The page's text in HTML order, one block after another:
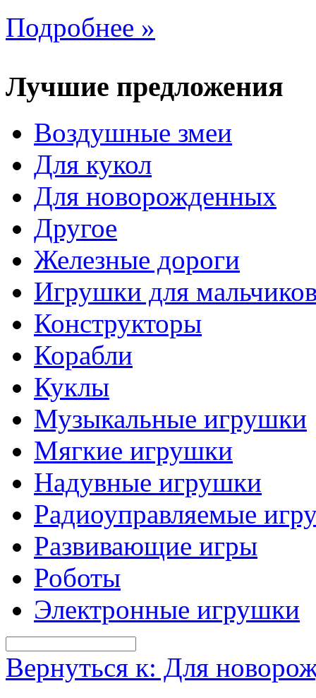
Подробнее »
Лучшие предложения
Воздушные змеи
Для кукол
Для новорожденных
Другое
Железные дороги
Игрушки для
Конструкторы
Корабли
Куклы
Музыкальные игрушки
Мягкие игрушки
Надувные игрушки
Радиоуправляемые
Развивающие игры
Роботы
Электронные игрушки
Вернуться к: Для